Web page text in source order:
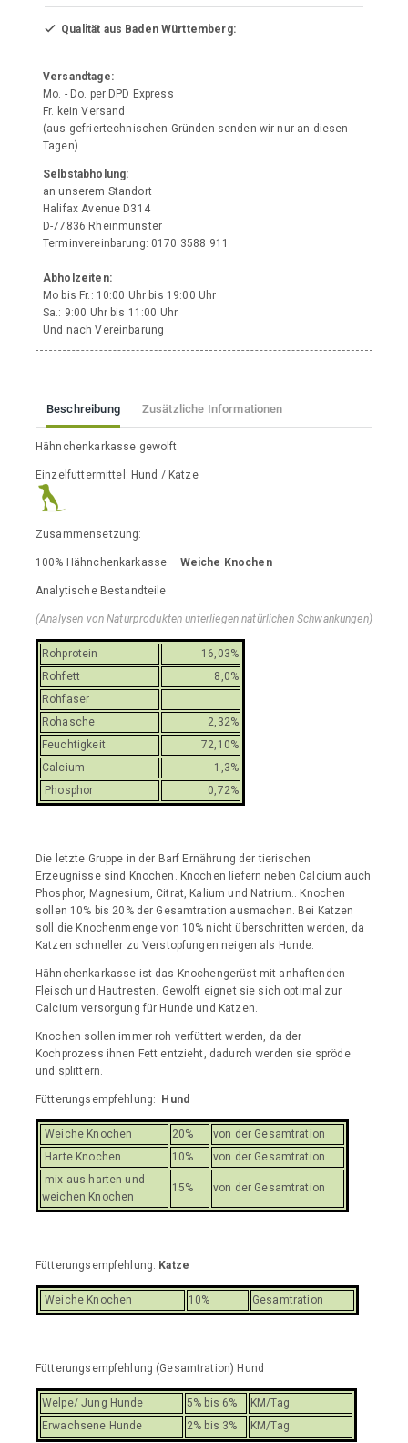
Versandtage:
Mo. - Do. per DPD Express
Fr. kein Versand
(aus gefriertechnischen Gründen senden wir nur an diesen
Tagen)
Selbstabholung:
an unserem Standort
Halifax Avenue D314
D-77836 Rheinmünster
Terminvereinbarung: 0170 3588 911
Abholzeiten:
Mo bis Fr.: 10:00 Uhr bis 19:00 Uhr
Sa.: 9:00 Uhr bis 11:00 Uhr
Und nach Vereinbarung
Qualität aus Baden Württemberg:
Beschreibung Zusätzliche Informationen
Hähnchenkarkasse gewolft
Einzelfuttermittel: Hund / Katze
Zusammensetzung:
100% Hähnchenkarkasse – Weiche Knochen
Analytische Bestandteile
(Analysen von Naturprodukten unterliegen natürlichen Schwankungen)
Rohprotein
16,03%
Rohfett
8,0%
Rohfaser
Rohasche
2,32%
Feuchtigkeit
72,10%
Calcium
1,3%
Phosphor
0,72%
Die letzte Gruppe in der Barf Ernährung der tierischen
Erzeugnisse sind Knochen. Knochen liefern neben Calcium auch
Phosphor, Magnesium, Citrat, Kalium und Natrium.. Knochen
sollen 10% bis 20% der Gesamtration ausmachen. Bei Katzen
soll die Knochenmenge von 10% nicht überschritten werden, da
Katzen schneller zu Verstopfungen neigen als Hunde.
Hähnchenkarkasse ist das Knochengerüst mit anhaftenden
Fleisch und Hautresten. Gewolft eignet sie sich optimal zur
Calcium versorgung für Hunde und Katzen.
Knochen sollen immer roh verfüttert werden, da der
Kochprozess ihnen Fett entzieht, dadurch werden sie spröde
und splittern.
Fütterungsempfehlung: Hund
Weiche Knochen 20%
von der Gesamtration
Harte Knochen
10%
von der Gesamtration
mix aus harten und
weichen Knochen
15% von der Gesamtration
Fütterungsempfehlung: Katze
Weiche Knochen 10% Gesamtration
Fütterungsempfehlung (Gesamtration) Hund
Welpe/ Jung Hunde 5% bis 6%
KM/Tag
Erwachsene Hunde
2% bis 3% KM/Tag